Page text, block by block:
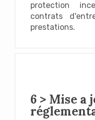
protection
contrats
prestations.
6 > Mise a